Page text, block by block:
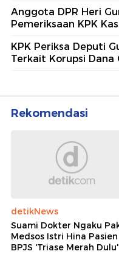
Anggota DPR Heri
Pemeriksaan KPK
KPK Periksa Deputi
Terkait Korupsi Dana
Rekomendasi
detikNews
Suami Dokter Ngaku
Medsos Istri Hina Pasien
BPJS 'Triase Merah Dulu'